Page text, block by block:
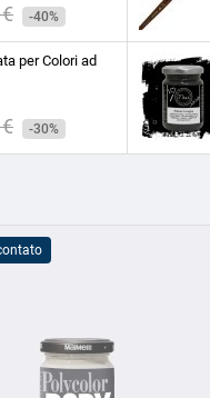
-40%
per Colori ad
-30%